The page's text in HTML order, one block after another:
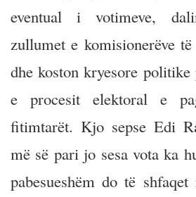
eventual i votimeve,
zullumet e komisionerëve
dhe koston kryesore
e procesit elektoral e
fitimtarët. Kjo sepse Edi
më së pari jo sesa vota ka
pabesueshëm do të